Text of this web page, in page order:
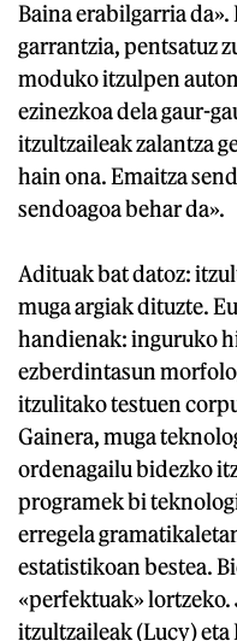
Baina erabilgarria
garrantzia, pentsatuz
moduko itzulpen
ezinezkoa dela gaur-
itzultzaileak zalantza
hain ona. Emaitza
sendoagoa behar da».
Adituak bat datoz:
muga argiak dituzte.
handienak: inguruko
ezberdintasun
itzulitako testuen
Gainera, muga
ordenagailu bidezko
programek bi
erregela
estatistikoan bestea.
«perfektuak»
itzultzaileak (Lucy)